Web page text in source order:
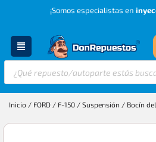
¡Somos especialistas en
Inicio / FORD / F-150 / Suspensión / Bocín